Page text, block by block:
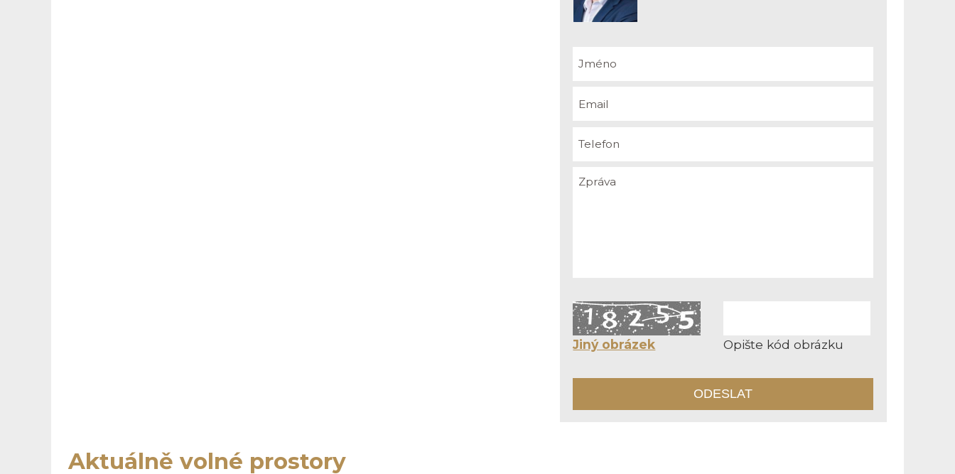
Jiný obrázek Opište kód obrázku
Aktuálně volné prostory